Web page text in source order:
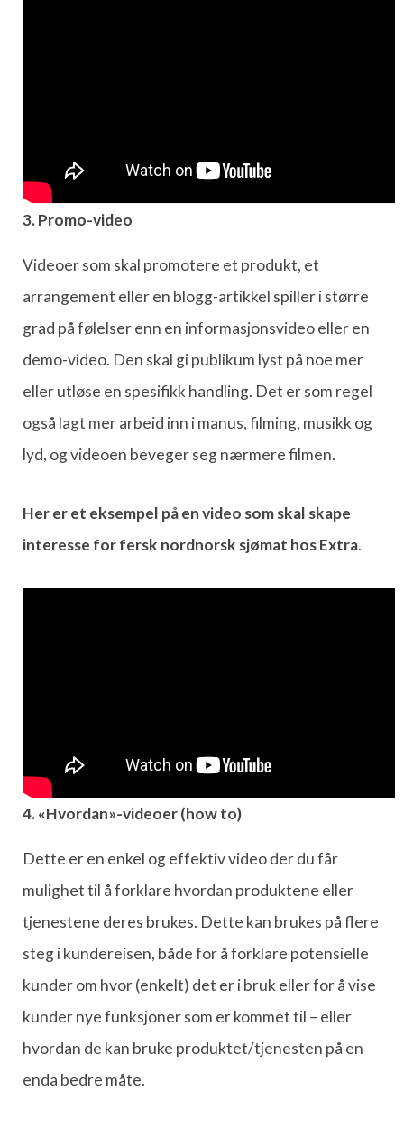
3. Promo-video
Videoer som skal promotere et produkt, et
arrangement eller en blogg-artikkel spiller i større
grad på følelser enn en informasjonsvideo eller en
demo-video. Den skal gi publikum lyst på noe mer
eller utløse en spesifikk handling. Det er som regel
også lagt mer arbeid inn i manus, filming, musikk og
lyd, og videoen beveger seg nærmere filmen.
Her er et eksempel på en video som skal skape
interesse for fersk nordnorsk sjømat hos Extra.
4. «Hvordan»-videoer (how to)
Dette er en enkel og effektiv video der du får
mulighet til å forklare hvordan produktene eller
tjenestene deres brukes. Dette kan brukes på flere
steg i kundereisen, både for å forklare potensielle
kunder om hvor (enkelt) det er i bruk eller for å vise
kunder nye funksjoner som er kommet til – eller
hvordan de kan bruke produktet/tjenesten på en
enda bedre måte.